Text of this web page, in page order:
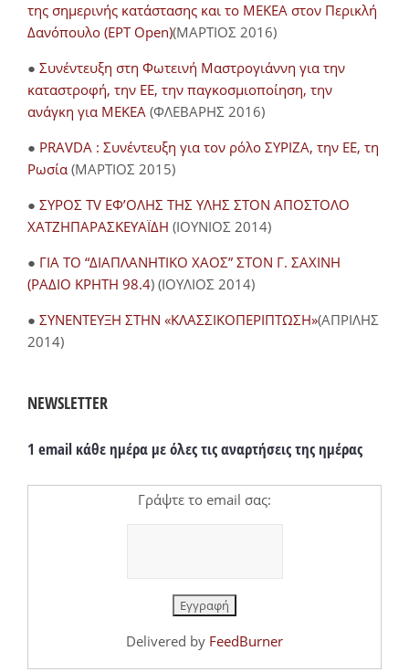
της σημερινής κατάστασης και το ΜΕΚΕΑ στον Περικλή
Δανόπουλο (ΕΡΤ Open)(ΜΑΡΤΙΟΣ 2016)
● Συνέντευξη στη Φωτεινή Μαστρογιάννη για την
καταστροφή, την ΕΕ, την παγκοσμιοποίηση, την
ανάγκη για ΜΕΚΕΑ (ΦΛΕΒΑΡΗΣ 2016)
● PRAVDA : Συνέντευξη για τον ρόλο ΣΥΡΙΖΑ, την ΕΕ, τη
Ρωσία (ΜΑΡΤΙΟΣ 2015)
● ΣΥΡΟΣ TV ΕΦ’ΟΛΗΣ ΤΗΣ ΥΛΗΣ ΣΤΟΝ ΑΠΟΣΤΟΛΟ
ΧΑΤΖΗΠΑΡΑΣΚΕΥΑΪΔΗ (ΙΟΥΝΙΟΣ 2014)
● ΓΙΑ ΤΟ “ΔΙΑΠΛΑΝΗΤΙΚΟ ΧΑΟΣ” ΣΤΟΝ Γ. ΣΑΧΙΝΗ
(ΡΑΔΙΟ ΚΡΗΤΗ 98.4) (ΙΟΥΛΙΟΣ 2014)
● ΣΥΝΕΝΤΕΥΞΗ ΣΤΗΝ «ΚΛΑΣΣΙΚΟΠΕΡΙΠΤΩΣΗ»(ΑΠΡΙΛΗΣ
2014)
NEWSLETTER
1 email κάθε ημέρα με όλες τις αναρτήσεις της ημέρας
Γράψτε το email σας:
Delivered by FeedBurner